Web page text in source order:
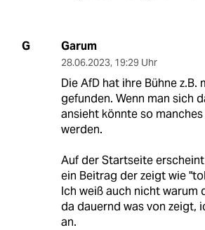
G Garum
28.06.2023, 19:29 Uhr
Die AfD hat ihre Bühne z.B.
gefunden. Wenn man sich
ansieht könnte so
werden.
Auf der Startseite
ein Beitrag der zeigt wie
Ich weiß auch nicht warum
da dauernd was von zeigt,
an.